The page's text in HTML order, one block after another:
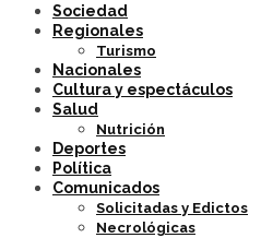
Sociedad
Regionales
Turismo
Nacionales
Cultura y espectáculos
Salud
Nutrición
Deportes
Política
Comunicados
Solicitadas y Edictos
Necrológicas